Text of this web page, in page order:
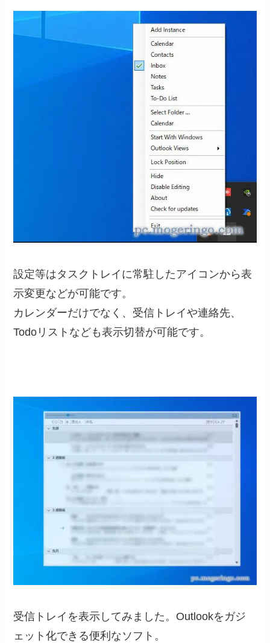
設定等はタスクトレイに常駐したアイコンから表
示変更などが可能です。
カレンダーだけでなく、受信トレイや連絡先、
Todoリストなども表示切替が可能です。
受信トレイを表示してみました。Outlookをガジ
ェット化できる便利なソフト。